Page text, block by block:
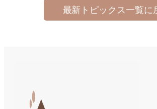
最新トピックス一覧に